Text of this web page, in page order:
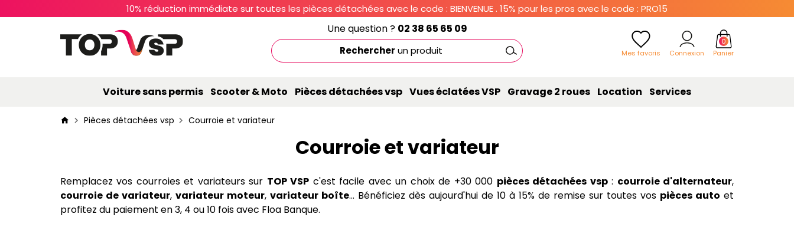
10% réduction immédiate sur toutes les pièces détachées avec le code : BIENVENUE . 15% pour les pros avec le code : PRO15
Une question ? 02 38 65 65 09
Rechercher un produit Mes favoris Connexion
0
Panier
Voiture sans permis Scooter & Moto Pièces détachées vsp Vues éclatées VSP Gravage 2 roues Location Services
Pièces détachées vsp Courroie et variateur
Courroie et variateur
Remplacez vos courroies et variateurs sur TOP VSP c'est facile avec un choix de +30 000 pièces détachées vsp: courroie d'alternateur,
courroie de variateur, variateur moteur, variateur boîte... Bénéficiez dès aujourd'hui de 10 à 15% de remise sur toutes vos pièces auto et
profitez du paiement en 3, 4 ou 10 fois avec Floa Banque.